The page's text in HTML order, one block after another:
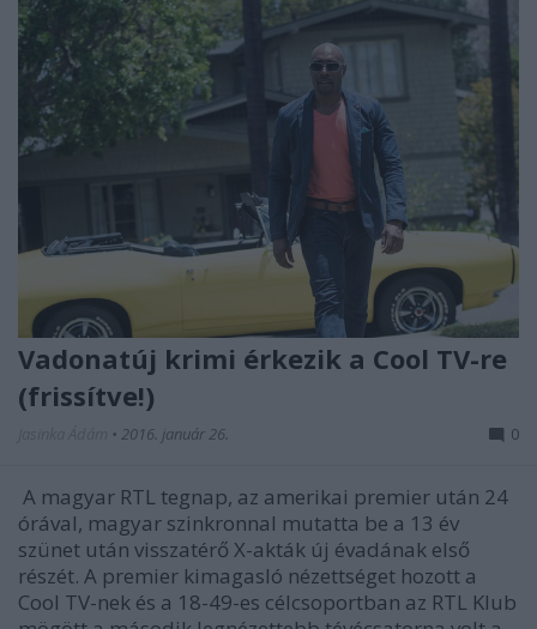
Vadonatúj krimi érkezik a Cool TV-re
(frissítve!)
• 2016. január 26. 0
A magyar RTL tegnap, az amerikai premier után 24
órával, magyar szinkronnal mutatta be a 13 év
szünet után visszatérő X-akták új évadának első
részét. A premier kimagasló nézettséget hozott a
Cool TV-nek és a 18-49-es célcsoportban az RTL Klub